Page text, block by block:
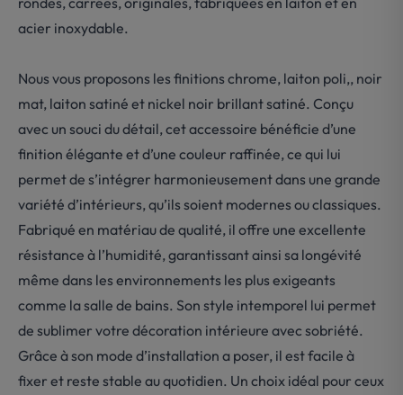
acier inoxydable.
Nous vous proposons les finitions chrome, laiton poli,, noir
mat, laiton satiné et nickel noir brillant satiné. Conçu
avec un souci du détail, cet accessoire bénéficie d’une
finition élégante et d’une couleur raffinée, ce qui lui
permet de s’intégrer harmonieusement dans une grande
variété d’intérieurs, qu’ils soient modernes ou classiques.
Fabriqué en matériau de qualité, il offre une excellente
résistance à l’humidité, garantissant ainsi sa longévité
même dans les environnements les plus exigeants
comme la salle de bains. Son style intemporel lui permet
de sublimer votre décoration intérieure avec sobriété.
Grâce à son mode d’installation a poser, il est facile à
fixer et reste stable au quotidien. Un choix idéal pour ceux